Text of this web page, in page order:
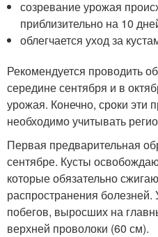
созревание урожая
приблизительно на 10
облегчается уход за
Рекомендуется проводить
середине сентября и в
урожая. Конечно, сроки эти
необходимо учитывать
Первая предварительная
сентябре. Кусты
которые обязательно
распространения
побегов, выросших на
верхней проволоки (60 см).